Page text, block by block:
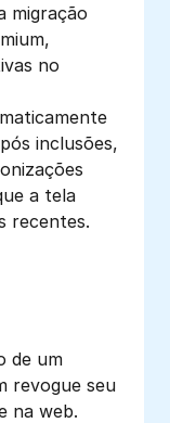
migração
no
inclusões,
a tela
recentes.
de um
revogue seu
na web.